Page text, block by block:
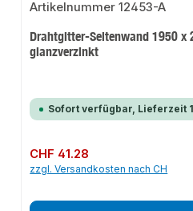
Drahtgitter-Seitenwand 1950 x
glanzverzinkt
Sofort verfügbar, Lieferzeit
Regulärer Preis:
CHF 41.28
zzgl. Versandkosten nach CH